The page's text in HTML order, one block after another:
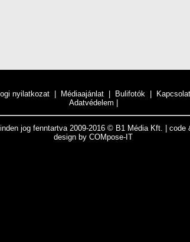
nyilatkozat Médiaajánlat Bulifotók
Kapcsolat
Adatvédelem
jog fenntartva 2009-2016 © B1 Média Kft. | code
design by COMpose-IT